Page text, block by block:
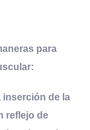
para
inserción de la
reflejo de